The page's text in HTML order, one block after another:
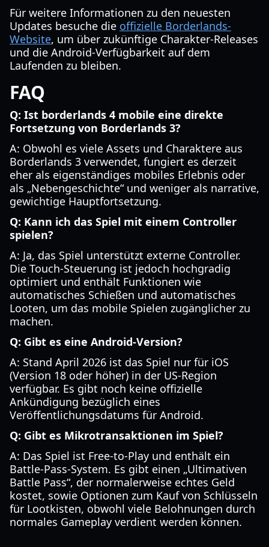
Für weitere Informationen zu den neuesten
Updates besuche die offizielle Borderlands-
Website, um über zukünftige Charakter-Releases
und die Android-Verfügbarkeit auf dem
Laufenden zu bleiben.
FAQ
Q: Ist borderlands 4 mobile eine direkte
Fortsetzung von Borderlands 3?
A: Obwohl es viele Assets und Charaktere aus
Borderlands 3 verwendet, fungiert es derzeit
eher als eigenständiges mobiles Erlebnis oder
als „Nebengeschichte“ und weniger als narrative,
gewichtige Hauptfortsetzung.
Q: Kann ich das Spiel mit einem Controller
spielen?
A: Ja, das Spiel unterstützt externe Controller.
Die Touch-Steuerung ist jedoch hochgradig
optimiert und enthält Funktionen wie
automatisches Schießen und automatisches
Looten, um das mobile Spielen zugänglicher zu
machen.
Q: Gibt es eine Android-Version?
A: Stand April 2026 ist das Spiel nur für iOS
(Version 18 oder höher) in der US-Region
verfügbar. Es gibt noch keine offizielle
Ankündigung bezüglich eines
Veröffentlichungsdatums für Android.
Q: Gibt es Mikrotransaktionen im Spiel?
A: Das Spiel ist Free-to-Play und enthält ein
Battle-Pass-System. Es gibt einen „Ultimativen
Battle Pass“, der normalerweise echtes Geld
kostet, sowie Optionen zum Kauf von Schlüsseln
für Lootkisten, obwohl viele Belohnungen durch
normales Gameplay verdient werden können.